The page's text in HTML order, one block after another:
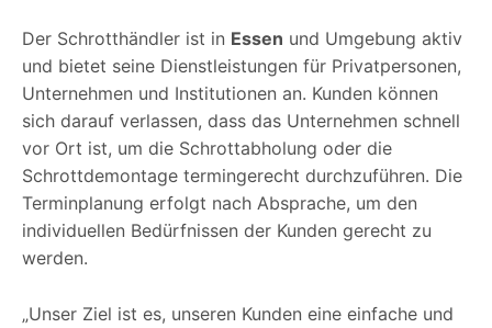
Der Schrotthändler ist in Essen und Umgebung aktiv
und bietet seine Dienstleistungen für Privatpersonen,
Unternehmen und Institutionen an. Kunden können
sich darauf verlassen, dass das Unternehmen schnell
vor Ort ist, um die Schrottabholung oder die
Schrottdemontage termingerecht durchzuführen. Die
Terminplanung erfolgt nach Absprache, um den
individuellen Bedürfnissen der Kunden gerecht zu
werden.
„Unser Ziel ist es, unseren Kunden eine einfache und